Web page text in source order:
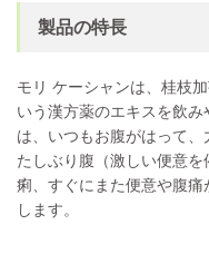
製品の特長
モリ ケーシャンは、桂枝
いう漢方薬のエキスを飲
は、いつもお腹がはって
たしぶり腹（激しい便意
痢、すぐにまた便意や腹
します。